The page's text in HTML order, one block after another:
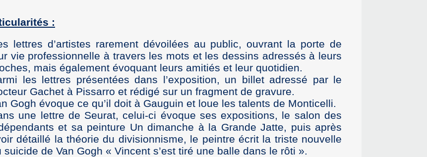
:
lettres d’artistes rarement dévoilées au public, ouvrant la porte de
vie professionnelle à travers les mots et les dessins adressés à leurs
mais également évoquant leurs amitiés et leur quotidien.
les lettres présentées dans l’exposition, un billet adressé par le
Gachet à Pissarro et rédigé sur un fragment de gravure.
Gogh évoque ce qu’il doit à Gauguin et loue les talents de Monticelli.
une lettre de Seurat, celui-ci évoque ses expositions, le salon des
et sa peinture Un dimanche à la Grande Jatte, puis après
détaillé la théorie du divisionnisme, le peintre écrit la triste nouvelle
suicide de Van Gogh « Vincent s’est tiré une balle dans le rôti ».